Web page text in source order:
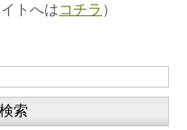
トへはコチラ ）